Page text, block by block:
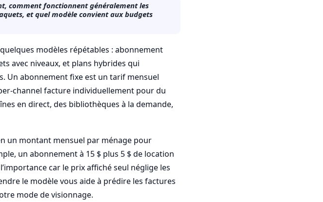
comment fonctionnent généralement les
et quel modèle convient aux budgets
modèles répétables : abonnement
avec niveaux, et plans hybrides qui
Un abonnement fixe est un tarif mensuel
channel facture individuellement pour du
en direct, des bibliothèques à la demande,
un montant mensuel par ménage pour
un abonnement à 15 $ plus 5 $ de location
car le prix affiché seul néglige les
le modèle vous aide à prédire les factures
mode de visionnage.